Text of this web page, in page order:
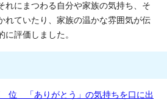
れにまつわる自分や家族の気持ち、そ
れていたり、家族の温かな雰囲気が伝
に評価しました。
「ありがとう」の気持ちを口に出